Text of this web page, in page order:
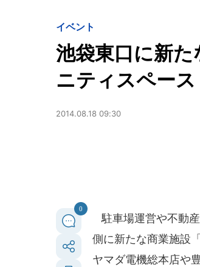
イベント
池袋東口に新
ニティスペース
2014.08.18 09:30
0
駐車場運営や不動
側に新たな商業施設「
ヤマダ電機総本店や